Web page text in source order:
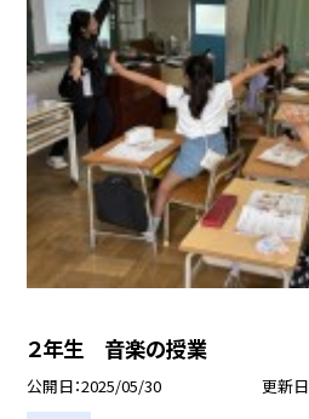
２年生 音楽の授業
公開日 2025/05/30 更新日